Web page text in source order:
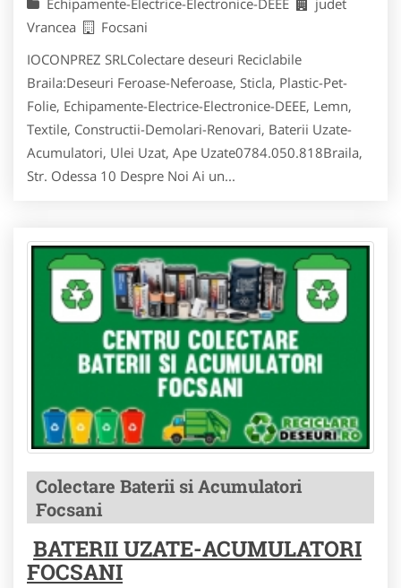
Echipamente-Electrice-Electronice-DEEE
judet
Vrancea
Focsani
IOCONPREZ SRLColectare deseuri Reciclabile
Braila:Deseuri Feroase-Neferoase, Sticla, Plastic-Pet-
Folie, Echipamente-Electrice-Electronice-DEEE, Lemn,
Textile, Constructii-Demolari-Renovari, Baterii Uzate-
Acumulatori, Ulei Uzat, Ape Uzate0784.050.818Braila,
Str. Odessa 10 Despre Noi Ai un...
Colectare Baterii si Acumulatori
Focsani
BATERII UZATE-ACUMULATORI
FOCSANI